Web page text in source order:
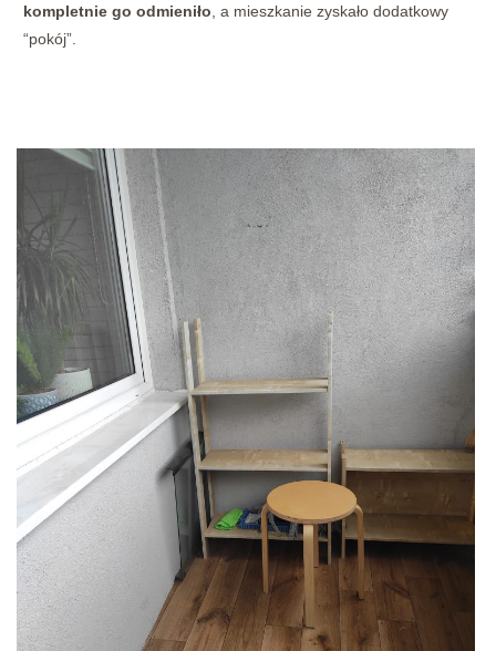
kompletnie go odmieniło , a mieszkanie zyskało dodatkowy
“pokój”.